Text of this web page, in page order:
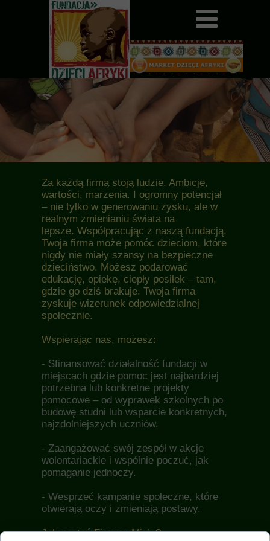
Za każdą firmą stoją ludzie. Ambicje,
wartości, marzenia. I ogromny potencjał
– nie tylko w generowaniu zysku, ale w
realnym zmienianiu świata na
lepsze. Współpracując z naszą fundacją,
Twoja firma może pomóc dzieciom, które
nigdy nie miały szansy na bezpieczne
dzieciństwo. Możesz podarować
edukację, opiekę, ciepły posiłek – tam,
gdzie go dziś brakuje. Twoja firma
zyskuje wizerunek odpowiedzialnej
społecznie.
Wspierając nas, możesz:
- Sfinansować działalność fundacji w
miejscach gdzie pomoc jest najbardziej
potrzebna lub konkretne projekty
pomocowe – od wyprawek szkolnych po
budowę studni lub wsparcie konkretnych,
najzdolniejszych uczniów.
- Zaangażować swój zespół w akcje
wolontariackie i wspólnie poczuć, jak
pomaganie jednoczy.
- Wesprzeć kampanie społeczne, które
otwierają oczy i zmieniają postawy.
Jak zostać Firmą z Misją?